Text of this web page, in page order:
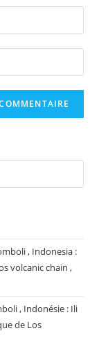
, Indonesia :
volcanic chain ,
, Indonésie : Ili
de Los